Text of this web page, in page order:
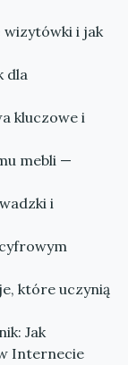
wizytówki i jak
dla
kluczowe i
mebli —
i
które uczynią
Jak
Internecie